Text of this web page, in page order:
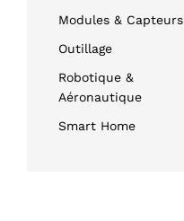
Modules & Capteurs
Outillage
Robotique &
Aéronautique
Smart Home